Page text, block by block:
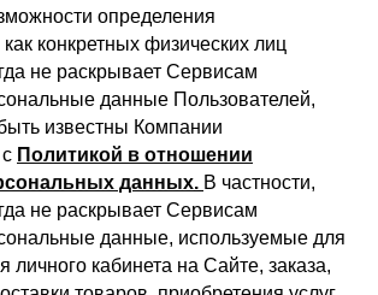
определения
конкретных физических лиц
не раскрывает Сервисам
данные Пользователей,
известны Компании
Политикой в отношении
данных. В частности,
не раскрывает Сервисам
данные, используемые для
личного кабинета на Сайте, заказа,